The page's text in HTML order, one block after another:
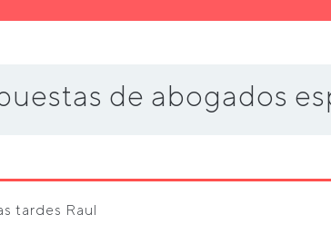
de abogados
tardes Raul